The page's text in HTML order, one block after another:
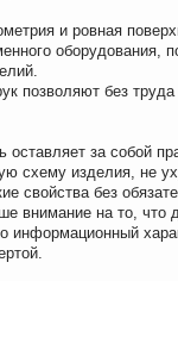
и ровная
позволяют без
оставляет за собой
схему изделия, не
свойства без
внимание на то, что
информационный